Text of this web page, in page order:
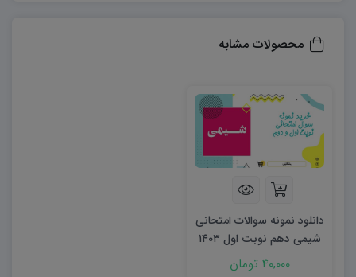
محصولات مشابه
دانلود نمونه سوالات امتحانی
شیمی دهم نوبت اول ۱۴۰۳
word40,000 تومان